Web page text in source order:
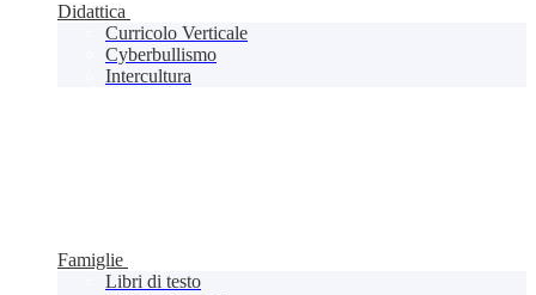
Didattica
Curricolo Verticale
Cyberbullismo
Intercultura
Famiglie
Libri di testo